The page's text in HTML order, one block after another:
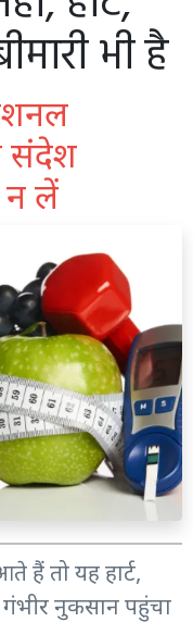
भी है
संदेश
न लें
हैं तो यह हार्ट,
नुकसान पहुंचा